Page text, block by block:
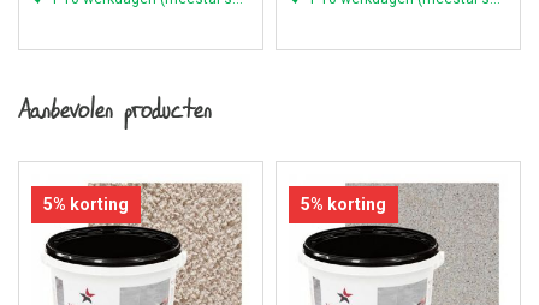
Aanbevolen producten
5% korting 5% korting